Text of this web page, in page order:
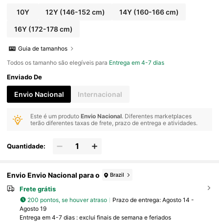
10Y 12Y (146-152 cm) 14Y(160-166 cm)
16Y(172-178 cm)
Guia de tamanhos
Todos os tamanho são elegíveis para Entrega em 4-7 dias
Enviado De
Envio Nacional Internacional
Este é um produtoEnvio Nacional. Diferentes marketplaces
terão diferentes taxas de frete, prazo de entrega e atividades.
Quantidade:
Envio Envio Nacional para o Brazil
Frete grátis
200 pontos, se houver atraso Prazo de entrega: Agosto 14 -
Agosto 19
Entrega em 4-7 dias : exclui finais de semana e feriados